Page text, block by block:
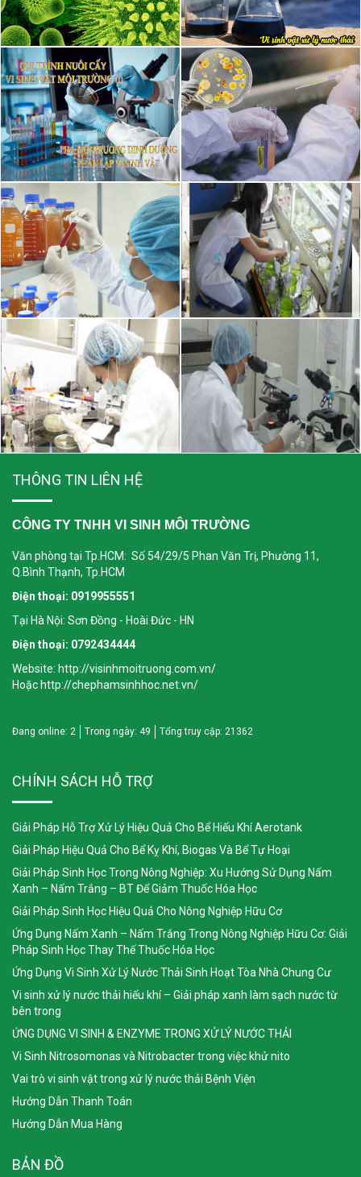
VI SINH NITROSOMONAS VÀ NITROBACTER TRONG VIỆC KHỬ
NITO
Ngày đăng: 2024-10-30
Nitrobacter và Nitrosomonas là hai loại vi khuẩn quan trọng trong
quá trình xử lý nước thải và cải thiện chất lượng nước, vì chúng tham
gia trực tiếp vào chu trình...
VAI TRÒ VI SINH VẬT TRONG XỬ LÝ NƯỚC THẢI BỆNH VIỆN
Vi sinh vật đóng vai trò rất quan trọng trong xử lý nước thải bệnh viện,
vì chúng có khả năng phân hủy các chất ô nhiễm hữu cơ và vô cơ.
Trong hệ thống xử lý nước...
RỬA VƯỜN VÀ PHỤC HỒI CHO CÂY TIÊU SAU THU HOẠCH
Sau thu hoạch cây tiêu thường sẽ kiệt sức, lại trùng vào mùa khô nên
khả năng bị nấm, bệnh cao, ảnh hưởng đến năng suất, sản lượng vụ
sau, do đó ngành chức năng khuyến...
XỬ LÝ MÔI TRƯỜNG CHĂN NUÔI BẰNG CHẾ PHẨM SINH HỌC,
NÔNG DÂN THU LỢI LỚN
THÔNG TIN LIÊN HỆ
CÔNG TY TNHH VI SINH MÔI TRƯỜNG
Văn phòng tại Tp.HCM: Số 54/29/5 Phan Văn Trị, Phường 11,
Q.Bình Thạnh, Tp.HCM
Điện thoại: 0919955551
Tại Hà Nội: Sơn Đồng - Hoài Đức - HN
Điện thoại: 0792434444
Website: http://visinhmoitruong.com.vn/
Hoặc http://chephamsinhhoc.net.vn/
Đang online: 2 Trong ngày: 49 Tổng truy cập: 21362
CHÍNH SÁCH HỖ TRỢ
Giải Pháp Hỗ Trợ Xử Lý Hiệu Quả Cho Bể Hiếu Khí Aerotank
Giải Pháp Hiệu Quả Cho Bể Kỵ Khí, Biogas Và Bể Tự Hoại
Giải Pháp Sinh Học Trong Nông Nghiệp: Xu Hướng Sử Dụng Nấm
Xanh – Nấm Trắng – BT Để Giảm Thuốc Hóa Học
Giải Pháp Sinh Học Hiệu Quả Cho Nông Nghiệp Hữu Cơ
Ứng Dụng Nấm Xanh – Nấm Trắng Trong Nông Nghiệp Hữu Cơ: Giải
Pháp Sinh Học Thay Thế Thuốc Hóa Học
Ứng Dụng Vi Sinh Xử Lý Nước Thải Sinh Hoạt Tòa Nhà Chung Cư
Vi sinh xử lý nước thải hiếu khí – Giải pháp xanh làm sạch nước từ
bên trong
ỨNG DỤNG VI SINH & ENZYME TRONG XỬ LÝ NƯỚC THẢI
Vi Sinh Nitrosomonas và Nitrobacter trong việc khử nito
Vai trò vi sinh vật trong xử lý nước thải Bệnh Viện
Hướng Dẫn Thanh Toán
Hướng Dẫn Mua Hàng
BẢN ĐỒ